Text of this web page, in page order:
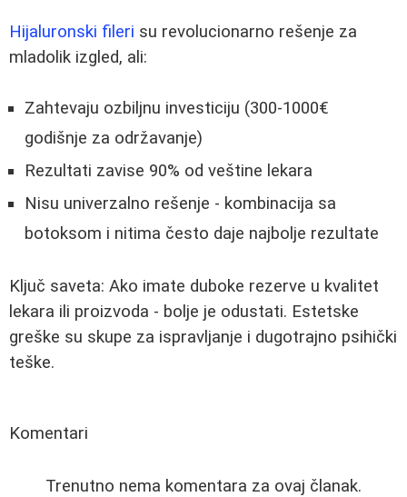
Hijaluronski fileri su revolucionarno rešenje za
mladolik izgled, ali:
Zahtevaju ozbiljnu investiciju (300-1000€
godišnje za održavanje)
Rezultati zavise 90% od veštine lekara
Nisu univerzalno rešenje - kombinacija sa
botoksom i nitima često daje najbolje rezultate
Ključ saveta: Ako imate duboke rezerve u kvalitet
lekara ili proizvoda - bolje je odustati. Estetske
greške su skupe za ispravljanje i dugotrajno psihički
teške.
Komentari
Trenutno nema komentara za ovaj članak.